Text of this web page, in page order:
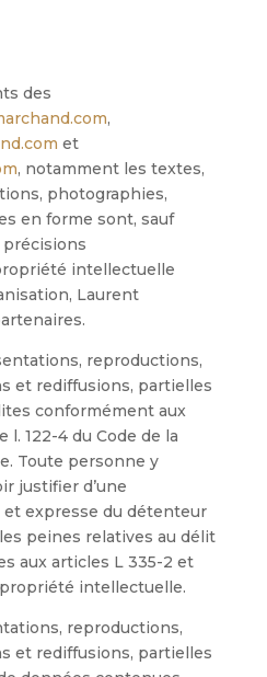
des
,
et
, notamment les textes,
photographies,
en forme sont, sauf
intellectuelle
Laurent
reproductions,
et rediffusions, partielles
conformément aux
l. 122-4 du Code de la
Toute personne y
justifier d’une
expresse du détenteur
peines relatives au délit
aux articles L 335-2 et
intellectuelle.
reproductions,
et rediffusions, partielles